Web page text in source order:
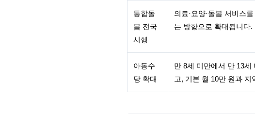
통합돌
봄 전국
시행
의료·요양·돌봄 서비스
는 방향으로 확대됩니다.
아동수
당 확대
만 8세 미만에서 만 13세
고, 기본 월 10만 원과